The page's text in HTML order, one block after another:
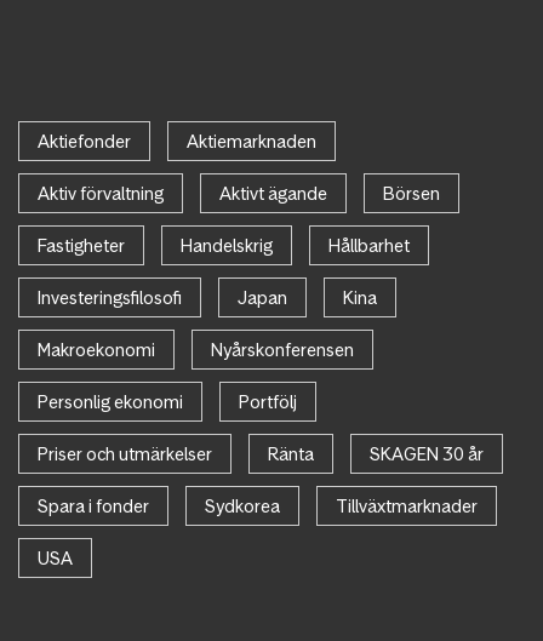
Aktiefonder Aktiemarknaden
Aktiv förvaltning Aktivt ägande Börsen
Fastigheter Handelskrig Hållbarhet
Investeringsfilosofi Japan Kina
Makroekonomi Nyårskonferensen
Personlig ekonomi Portfölj
Priser och utmärkelser Ränta SKAGEN 30 år
Spara i fonder Sydkorea Tillväxtmarknader
USA